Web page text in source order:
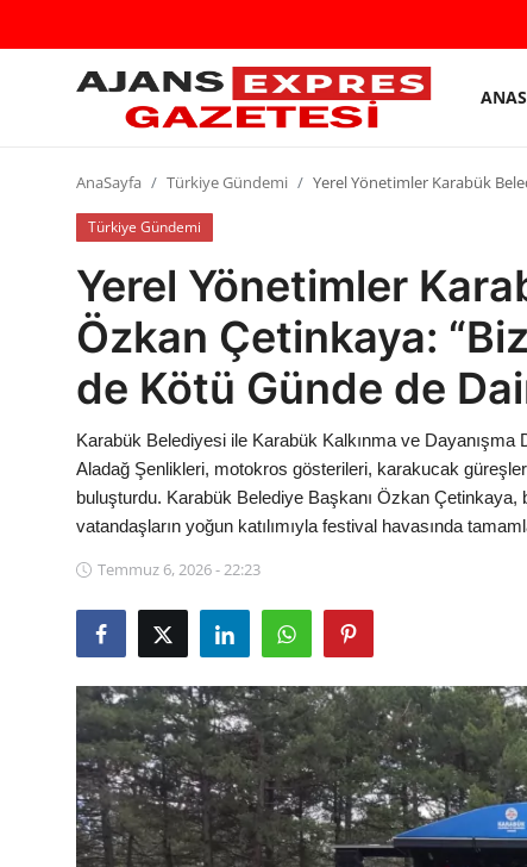
GİRİŞ
Kayıt
AnaSayfa
Eskişehir Siyaset
Siyaset
Türkiye Gündemi
Siber Güvenlik
Özel Haber
Teknoloji
TBMM Haberleri
AnaSayfa Türkiye Gündemi Yerel Yönetimler Karabük
Türkiye Gündemi
Yerel Yönetimler
Özkan Çetinkaya:
de Kötü Günde de
Karabük Belediyesi ile Karabük Kalkınma ve Dayanışma
Aladağ Şenlikleri, motokros gösterileri, karakucak
buluşturdu. Karabük Belediye Başkanı Özkan
vatandaşların yoğun katılımıyla festival havasında
Temmuz 6, 2026 - 22:23